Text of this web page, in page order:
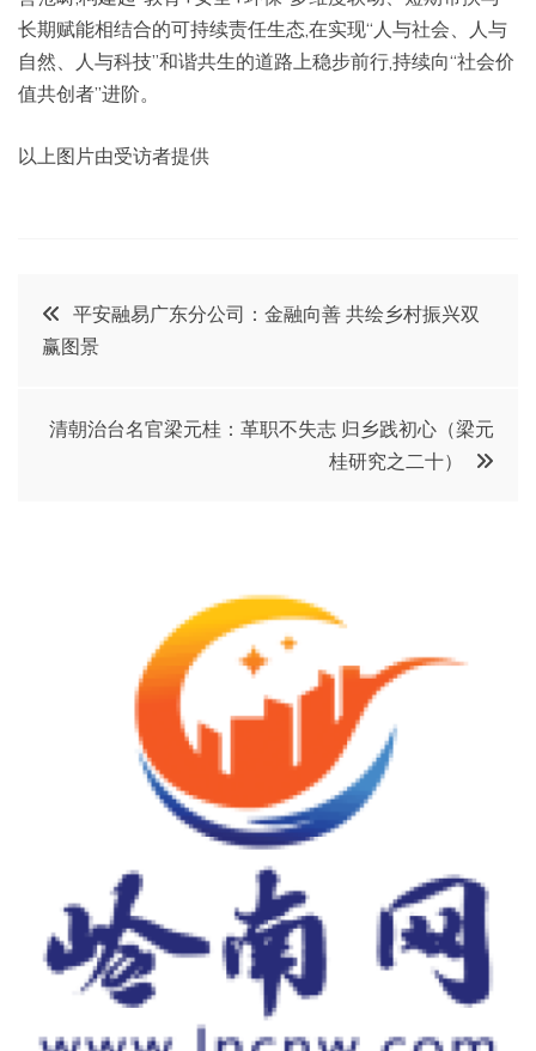
长期赋能相结合的可持续责任生态,在实现“人与社会、人与
自然、人与科技”和谐共生的道路上稳步前行,持续向“社会价
值共创者”进阶。
以上图片由受访者提供
文
章
导
平安融易广东分公司：金融向善 共绘乡村振兴双
赢图景
清朝治台名官梁元桂：革职不失志 归乡践初心（梁元
桂研究之二十）